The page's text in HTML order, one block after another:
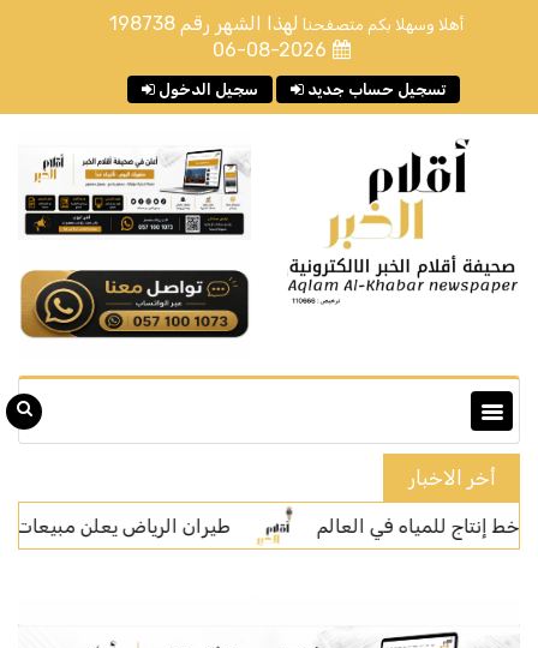
أهلا وسهلا بكم متصفحنا لهذا الشهر رقم198738
06-08-2026
سجيل الدخول تسجيل حساب جديد
أخر الاخبار
طيران الرياض يعلن مبيعات التذاكر